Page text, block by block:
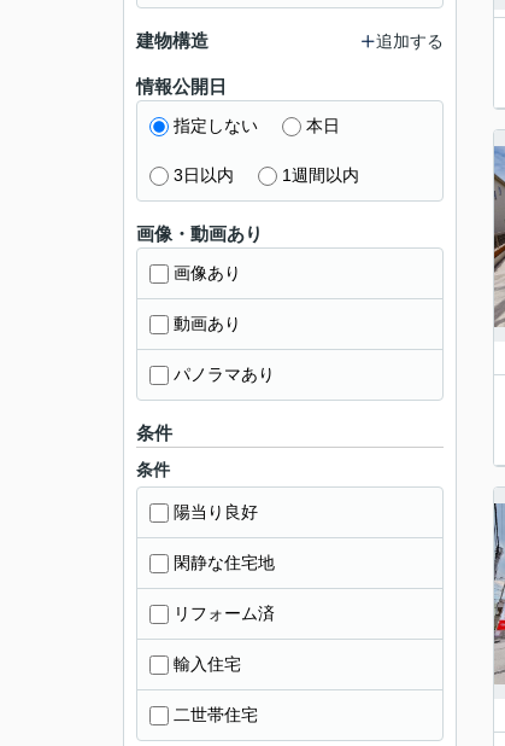
建物構造 追加する
情報公開日
指定しない 本日
3日以内 1週間以内
画像・動画あり
画像あり
動画あり
パノラマあり
条件
条件
陽当り良好
閑静な住宅地
リフォーム済
輸入住宅
二世帯住宅